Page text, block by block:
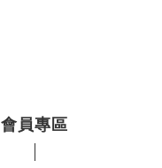
會員專區